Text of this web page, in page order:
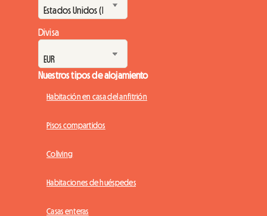
Divisa
Nuestros tipos de alojamiento
Habitación en casa del anfitrión
Pisos compartidos
Coliving
Habitaciones de huéspedes
Casas enteras